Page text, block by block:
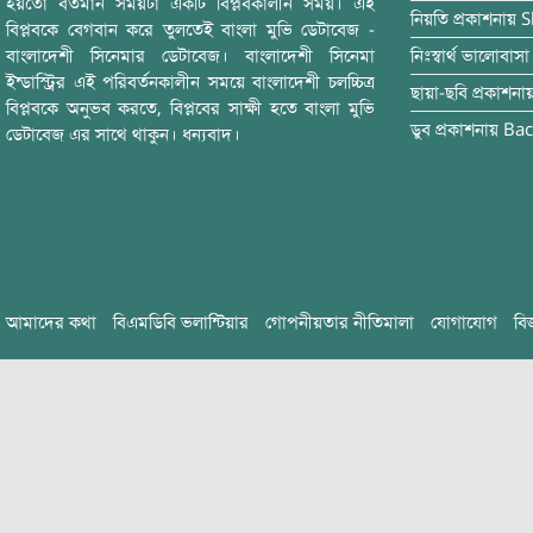
বিপ্লবকে বেগবান করে তুলতেই বাংলা মুভি ডেটাবেজ -
বাংলাদেশী সিনেমার ডেটাবেজ। বাংলাদেশী সিনেমা
ইন্ডাস্ট্রির এই পরিবর্তনকালীন সময়ে বাংলাদেশী চলচ্চিত্র
বিপ্লবকে অনুভব করতে, বিপ্লবের সাক্ষী হতে বাংলা মুভি
ডেটাবেজ এর সাথে থাকুন। ধন্যবাদ।
নিয়তি প্রকাশনায়
নিঃস্বার্থ ভালোবাসা
ছায়া-ছবি
ডুব প্রকাশনায়
আমাদের কথা বিএমডিবি ভলান্টিয়ার গোপনীয়তার নীতিমালা যোগাযোগ